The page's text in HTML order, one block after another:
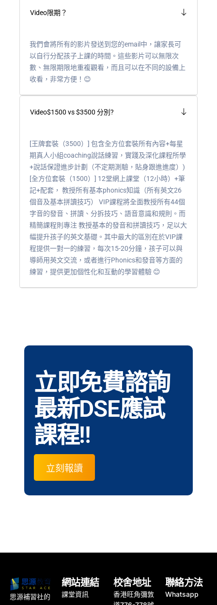
Video限期？
我們會將所有的影片發送到您的email中，讓家長可
以自行分配孩子上課的時間。這些影片可以無限次
數、無限期限地重複觀看，而且可以在不同的設備上
收看，非常方便！😊
Video$1500 vs $3500 分別?
[王牌套裝（3500）] 包含全方位套裝所有內容+每星
期真人小組coaching說話練習，實踐及深化課程所學
+說話保證進步計劃（不定期測驗，貼身跟進進度）)
[全方位套裝（1500）] 12堂網上課堂（12小時）+筆
記+配套， 教授所有基本phonics知識（所有英文26
個音及基本拼讀技巧） VIP課程將全面教授所有44個
字音的發音、拼讀、分拆技巧、語音意識和規則。而
精簡課程則專注 教授基本的發音和拼讀技巧，足以大
幅提升孩子的英文基礎。其中最大的區別在於VIP課
程提供一對一的練習，每次15-20分鐘，孩子可以與
導師用英文交流，或者進行Phonics和發音等方面的
練習，提供更加個性化和互動的學習體驗 😊
立即免費諮詢
最新DSE應試
課程!!
立刻報讀
思源補習社的
網站連結
課堂資訊
校舍地址
香港旺角彌敦
聯絡方法
Whatsapp